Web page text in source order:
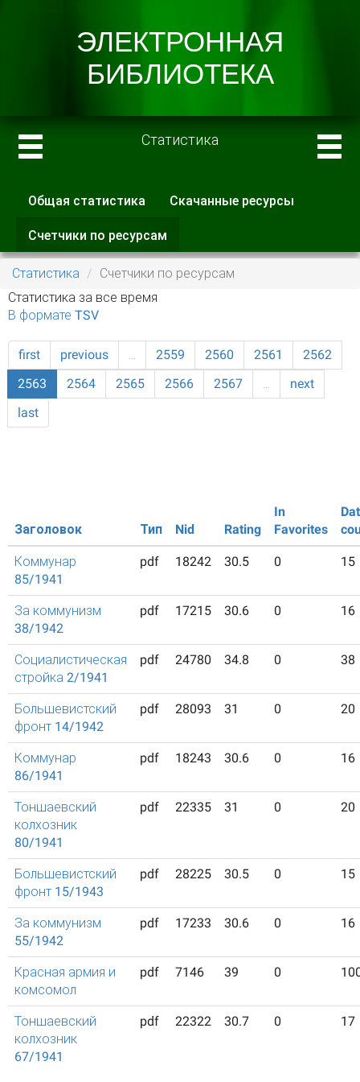
Статистика
Главные вкладки
Общая статистика Скачанные ресурсы
Счетчики по ресурсам
вкладка)
Статистика
Счетчики по ресурсам
Статистика за все время
В формате TSV
first previous … 2559 2560 2561
2562
2563
2564 2565 2566 2567 …
next
last
Заголовок Тип Nid Rating
In
Favorites
Коммунар
85/1941
pdf 18242 30.5 0 15
За коммунизм
38/1942
pdf 17215 30.6 0 16
Социалистическая
стройка 2/1941
pdf 24780 34.8 0 38
Большевистский
фронт 14/1942
pdf 28093 31 0 20
Коммунар
86/1941
pdf 18243 30.6 0 16
Тоншаевский
колхозник
80/1941
pdf 22335 31 0 20
Большевистский
фронт 15/1943
pdf 28225 30.5 0 15
За коммунизм
55/1942
pdf 17233 30.6 0 16
Красная армия и
комсомол
pdf 7146 39 0
Тоншаевский
колхозник
67/1941
pdf 22322 30.7 0 17